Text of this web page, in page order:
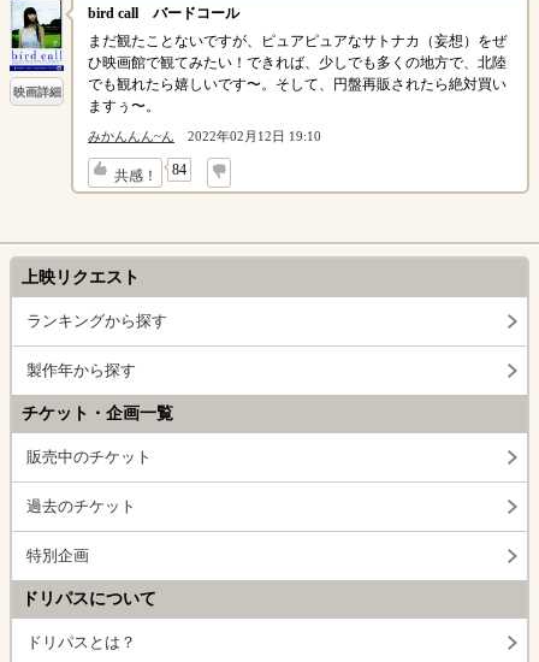
映画詳細
bird call バードコール
まだ観たことないですが、ピュアピュアなサトナカ（妄想）をぜ
ひ映画館で観てみたい！できれば、少しでも多くの地方で、北陸
でも観れたら嬉しいです〜。そして、円盤再販されたら絶対買い
ますぅ〜。
みかんんん~ん 2022年02月12日 19:10
共感！ 84
↓
上映リクエスト
ランキングから探す
製作年から探す
チケット・企画一覧
販売中のチケット
過去のチケット
特別企画
ドリパスについて
ドリパスとは？